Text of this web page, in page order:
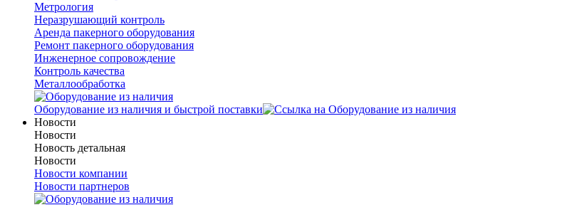
Метрология
Неразрушающий контроль
Аренда пакерного оборудования
Ремонт пакерного оборудования
Инженерное сопровождение
Контроль качества
Металлообработка
Оборудование из наличия и быстрой поставки
Новости
Новости
Новость детальная
Новости
Новости компании
Новости партнеров